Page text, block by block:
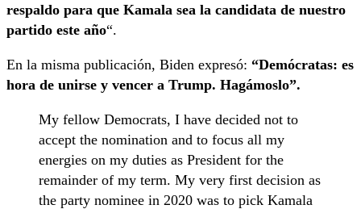
respaldo para que Kamala sea la candidata de nuestro
partido este año“.
En la misma publicación, Biden expresó: “Demócratas: es
hora de unirse y vencer a Trump. Hagámoslo”.
My fellow Democrats, I have decided not to
accept the nomination and to focus all my
energies on my duties as President for the
remainder of my term. My very first decision as
the party nominee in 2020 was to pick Kamala